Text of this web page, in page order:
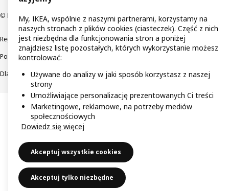
© Inter IKEA Systems B.V 1999-2026
RegulaminyPolityka prywatnościWycofane produkty
Polityka odpowiedzialnego ujawniania informacji
Dla akcjonariuszy IKEA Distribution
My, IKEA, wspólnie z naszymi partnerami, korzystamy na
naszych stronach z plików cookies (ciasteczek). Część z nich
jest niezbędna dla funkcjonowania stron a poniżej
znajdziesz listę pozostałych, których wykorzystanie możesz
kontrolować:
Używane do analizy w jaki sposób korzystasz z naszej
strony
Umożliwiające personalizację prezentowanych Ci treści
Marketingowe, reklamowe, na potrzeby mediów
społecznościowych
Dowiedz się więcej
Akceptuj wszystkie cookies
Akceptuj tylko niezbędne